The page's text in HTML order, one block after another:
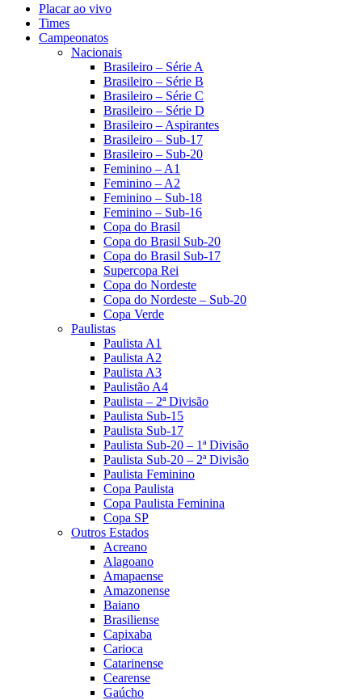
Placar ao vivo
Times
Campeonatos
Nacionais
Brasileiro – Série A
Brasileiro – Série B
Brasileiro – Série C
Brasileiro – Série D
Brasileiro – Aspirantes
Brasileiro – Sub-17
Brasileiro – Sub-20
Feminino – A1
Feminino – A2
Feminino – Sub-18
Feminino – Sub-16
Copa do Brasil
Copa do Brasil Sub-20
Copa do Brasil Sub-17
Supercopa Rei
Copa do Nordeste
Copa do Nordeste – Sub-20
Copa Verde
Paulistas
Paulista A1
Paulista A2
Paulista A3
Paulistão A4
Paulista – 2ª Divisão
Paulista Sub-15
Paulista Sub-17
Paulista Sub-20 – 1ª Divisão
Paulista Sub-20 – 2ª Divisão
Paulista Feminino
Copa Paulista
Copa Paulista Feminina
Copa SP
Outros Estados
Acreano
Alagoano
Amapaense
Amazonense
Baiano
Brasiliense
Capixaba
Carioca
Catarinense
Cearense
Gaúcho